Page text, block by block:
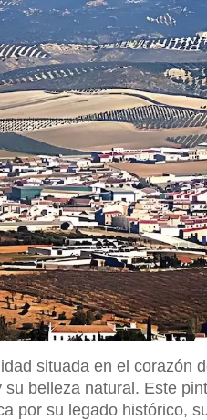
situada en el corazón
belleza natural. Este
por su legado histórico,